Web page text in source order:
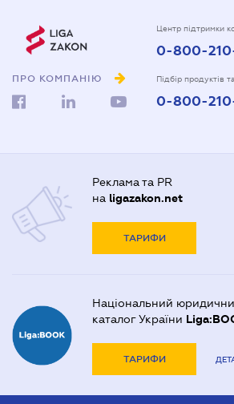
ПРО КОМПАНІЮ
Центр підтримки
0-800-
Підбір продуктів
0-800-
Реклама та PR
на ligazakon.net
ТАРИФИ
Національний
каталог України
ТАРИФИ